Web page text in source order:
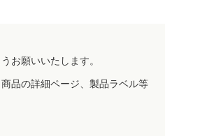
お願いいたします。
品の詳細ページ、製品ラベル等